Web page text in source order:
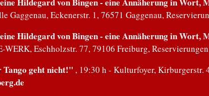
Gaggenau, Eckenerstr. 1, 76571 Gaggenau,
Hildegard von Bingen - eine Annäherung in Wort,
WERK, Eschholzstr. 77, 79106 Freiburg,
geht nicht!" , 19:30 h - Kulturfoyer, Kirburgerstr.